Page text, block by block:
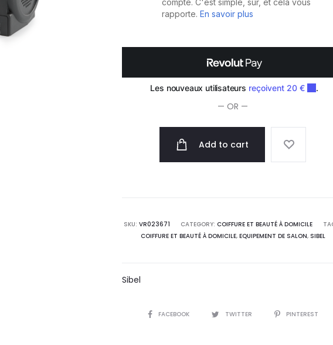
Vac
— OR —
Add to cart
SKU:VR023671 CATEGORY:COIFFURE ET BEAUTÉ À DOMICILE
COIFFURE ET BEAUTÉ À DOMICILE, EQUIPEMENT DE SALON, SIBEL
Sibel
SHAREFACEBOOK TWITTER PINTEREST